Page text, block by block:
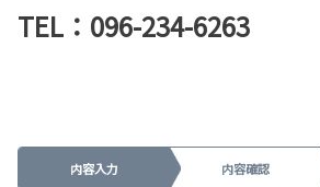
TEL：096-234-6263
内容入力 内容確認